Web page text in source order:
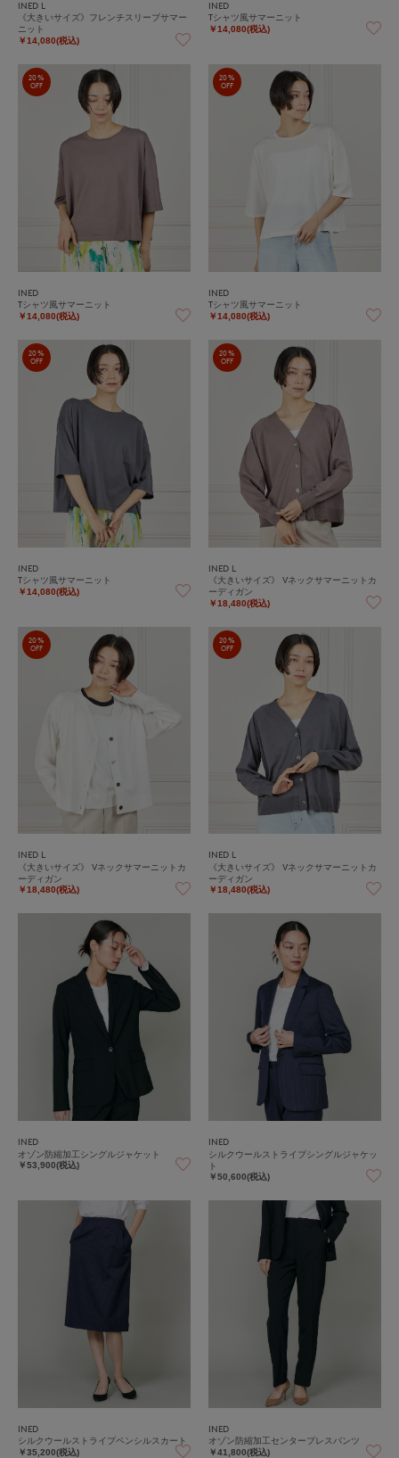
INED L
《大きいサイズ》フレンチスリーブサマー
ニット
￥14,080(税込)
INED
Tシャツ風サマーニット
￥14,080(税込)
20%
OFF
INED
Tシャツ風サマーニット
￥14,080(税込)
20%
OFF
INED
Tシャツ風サマーニット
￥14,080(税込)
20%
OFF
INED
Tシャツ風サマーニット
￥14,080(税込)
20%
OFF
INED L
《大きいサイズ》 Vネックサマーニットカ
ーディガン
￥18,480(税込)
20%
OFF
INED L
《大きいサイズ》 Vネックサマーニットカ
ーディガン
￥18,480(税込)
20%
OFF
INED L
《大きいサイズ》 Vネックサマーニットカ
ーディガン
￥18,480(税込)
INED
オゾン防縮加工シングルジャケット
￥53,900(税込)
INED
シルクウールストライプシングルジャケッ
ト
￥50,600(税込)
INED
シルクウールストライプペンシルスカート
￥35,200(税込)
INED
オゾン防縮加工センタープレスパンツ
￥41,800(税込)